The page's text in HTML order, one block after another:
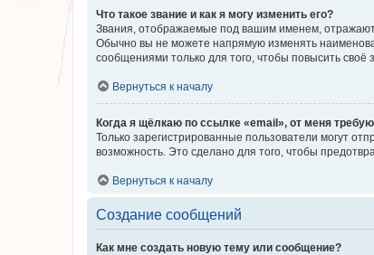
Что такое звание и как я могу изменить его?
Звания, отображаемые под вашим именем,
Обычно вы не можете напрямую изменять
сообщениями только для того, чтобы повысить
Вернуться к началу
Когда я щёлкаю по ссылке «email», от меня
Только зарегистрированные пользователи могут
возможность. Это сделано для того, чтобы
Вернуться к началу
Создание сообщений
Как мне создать новую тему или сообщение?